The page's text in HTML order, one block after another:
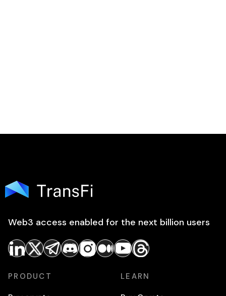
Web3 access enabled for the next billion users
PRODUCT LEARN